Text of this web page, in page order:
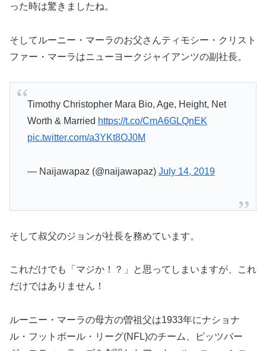
った時は驚きましたね。
そしてルーニー・マーラのお父さんティモシー・クリスト
ファー・マーラはニューヨークジャイアンツの副社長。
Timothy Christopher Mara Bio, Age, Height, Net
Worth & Married https://t.co/CmA6GLQnEK
pic.twitter.com/a3YKt8OJ0M
— Naijawapaz (@naijawapaz) July 14, 2019
そして叔父のジョンが社長を務めています。
これだけでも「マジか！？」と思ってしまいますが、これ
だけではありません！
ルーニー・マーラの母方の曽祖父は1933年にナショナ
ル・フットボール・リーグ(NFL)のチーム、ピッツバー